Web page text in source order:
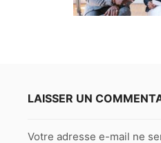
LAISSER UN
Votre adresse e-mail ne